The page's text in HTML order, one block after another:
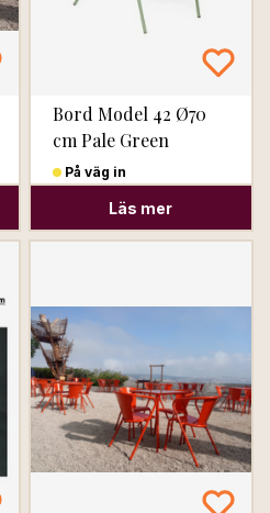
Bord Model 42 Ø70
cm Pale Green
På väg in
Läs mer